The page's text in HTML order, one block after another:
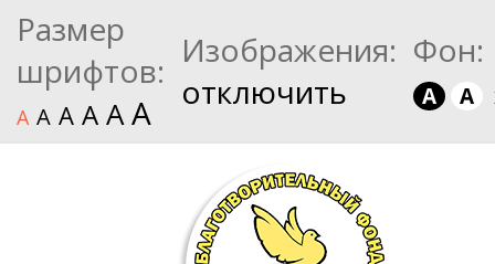
Размер
шрифтов:
A A A A AA
Изображения:
отключить
Фон:
A A